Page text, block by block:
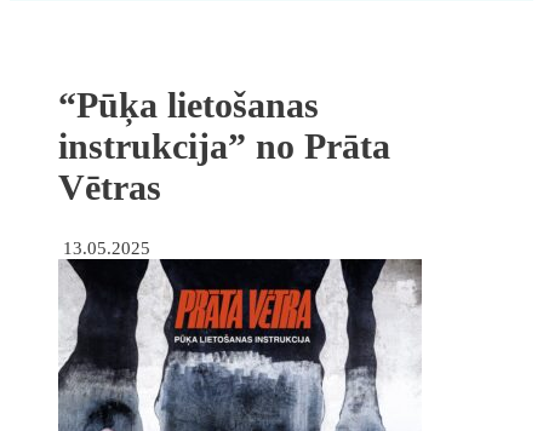
“Pūķa lietošanas
instrukcija” no Prāta
Vētras
13.05.2025